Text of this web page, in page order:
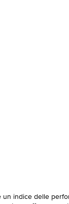
un indice delle